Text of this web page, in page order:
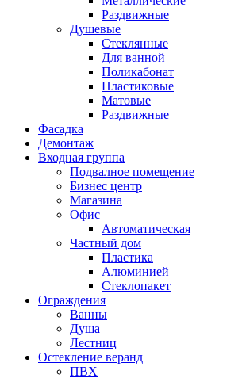
Раздвижные
Душевые
Стеклянные
Для ванной
Поликабонат
Пластиковые
Матовые
Раздвижные
Фасадка
Демонтаж
Входная группа
Подвалное помещение
Бизнес центр
Магазина
Офис
Автоматическая
Частный дом
Пластика
Алюминией
Стеклопакет
Ограждения
Ванны
Душа
Лестниц
Остекление веранд
ПВХ